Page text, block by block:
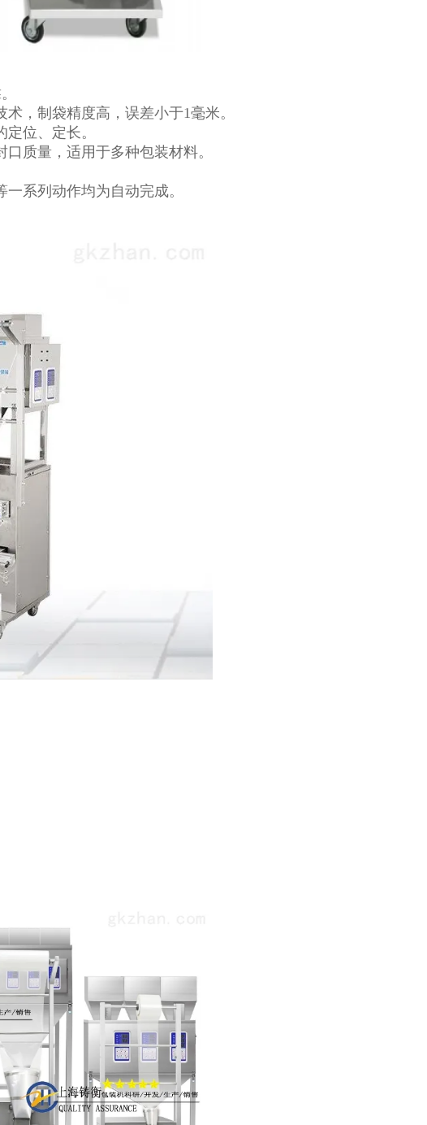
，制袋精度高，误差小于1毫米。
位、定长。
质量，适用于多种包装材料。
系列动作均为自动完成。